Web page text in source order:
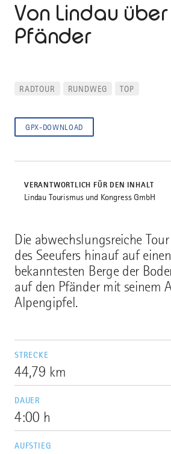
Von Lindau
Pfänder
Die abwechslungsreiche
des Seeufers hinauf auf
bekanntesten Berge der
auf den Pfänder mit seinem
Alpengipfel.
STRECKE
44,79 km
DAUER
4:00 h
AUFSTIEG
RADTOUR RUNDWEG TOP
GPX-DOWNLOAD
VERANTWORTLICH FÜR DEN INHALT
Lindau Tourismus und Kongress GmbH